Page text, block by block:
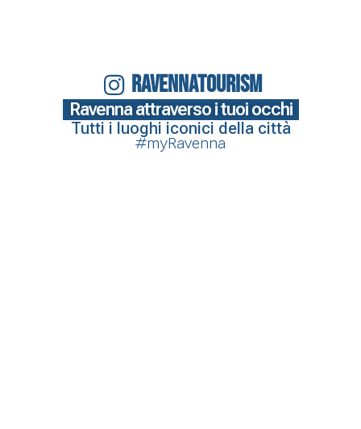
RAVENNATOURISM
Ravenna attraverso i tuoi occhi
Tutti i luoghi iconici della città
#myRavenna